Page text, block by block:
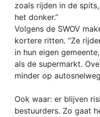
zoals rijden in de
het donker.”
Volgens de SWOV
kortere ritten. “Ze
in hun eigen
als de supermarkt.
minder op
Ook waar: er blijven
bestuurders. Zo gaat